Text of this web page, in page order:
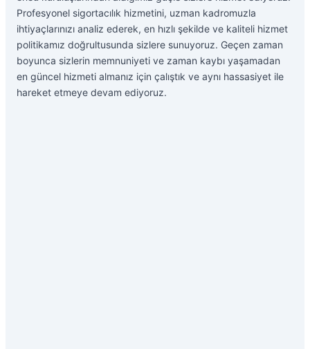
Profesyonel sigortacılık hizmetini, uzman kadromuzla
ihtiyaçlarınızı analiz ederek, en hızlı şekilde ve kaliteli hizmet
politikamız doğrultusunda sizlere sunuyoruz. Geçen zaman
boyunca sizlerin memnuniyeti ve zaman kaybı yaşamadan
en güncel hizmeti almanız için çalıştık ve aynı hassasiyet ile
hareket etmeye devam ediyoruz.